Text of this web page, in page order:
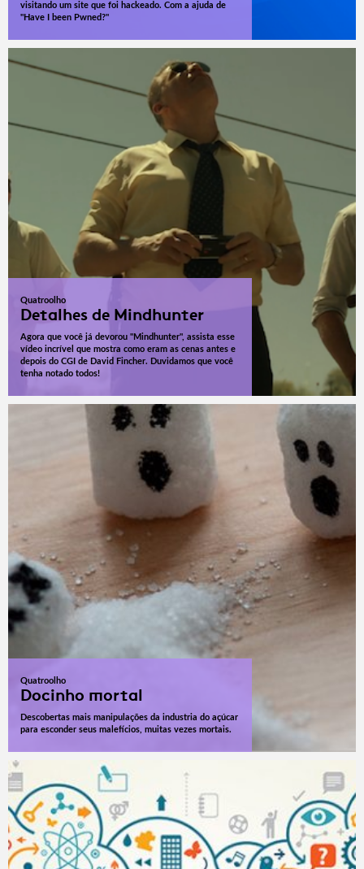
visitando um site que foi hackeado. Com a ajuda de
"Have I been Pwned?"
Quatroolho
Detalhes de Mindhunter
Agora que você já devorou "Mindhunter", assista esse
vídeo incrível que mostra como eram as cenas antes e
depois do CGI de David Fincher. Duvidamos que você
tenha notado todos!
Quatroolho
Docinho mortal
Descobertas mais manipulações da industria do açúcar
para esconder seus malefícios, muitas vezes mortais.